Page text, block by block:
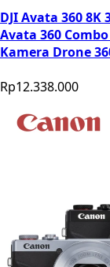
DJI Avata 360 8K
Avata 360
Kamera Drone
Rp12.338.000